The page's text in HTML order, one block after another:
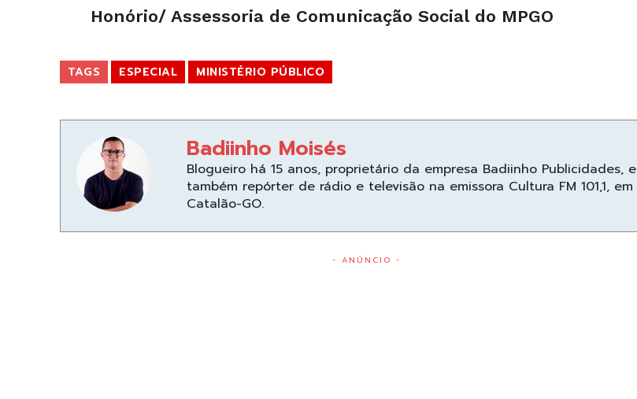
Honório/ Assessoria de Comunicação Social do MPGO
TAGS ESPECIAL MINISTÉRIO PÚBLICO
Badiinho Moisés
Blogueiro há 15 anos, proprietário da empresa Badiinho Publicidades, e
também repórter de rádio e televisão na emissora Cultura FM 101,1, em
Catalão-GO.
- ANÚNCIO -